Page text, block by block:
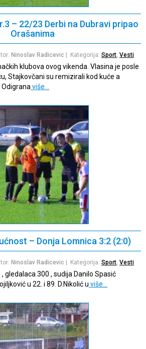
– 22/23 Derbi na Dubravi pripao
Orašanima
Ninoslav Radicevic | Kategorija: Sport, Vesti
klubova ovog vikenda. Vlasina je posle
Stajkovčani su remizirali kod kuće a
više…
– Donja Lomnica 3:2 (2:0)
Ninoslav Radicevic | Kategorija: Sport Vesti
gledalaca 300 , sudija Danilo Spasić
u 22. i 89. D.Nikolić u više…